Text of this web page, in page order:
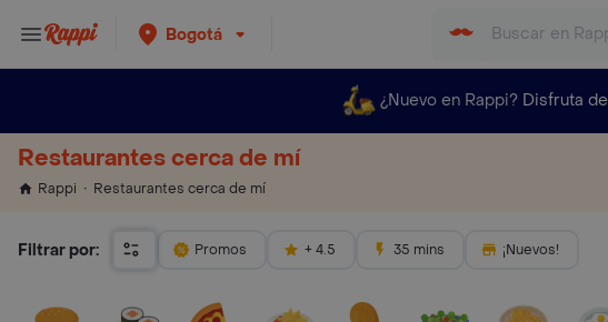
Bogotá
¿Nuevo en Rappi? Disfruta de
Restaurantes cerca de mí
Rappi Restaurantes cerca de mí
Filtrar por: Promos + 4.5 35 mins ¡Nuevos!